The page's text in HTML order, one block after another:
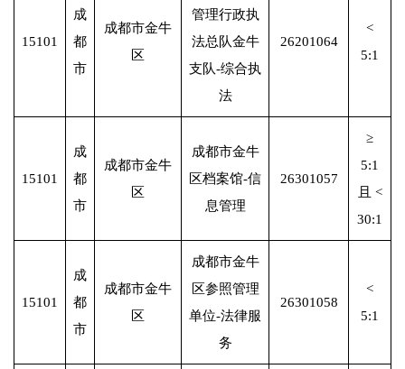
15101
成
都
市
成都市金牛
区
管理行政执
法总队金牛
支队-综合执
法
26201064
<
5:1
15101
成
都
市
成都市金牛
区
成都市金牛
区档案馆-信
息管理
26301057
≥
5:1
且 <
30:1
15101
成
都
市
成都市金牛
区
成都市金牛
区参照管理
单位-法律服
务
26301058
<
5:1